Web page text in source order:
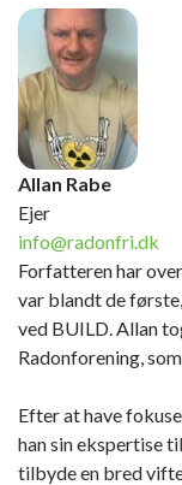
Allan Rabe
Ejer
info@radonfri.dk
Forfatteren har
var blandt de
ved BUILD. Allan
Radonforening,
Efter at have
han sin ekspertise
tilbyde en bred